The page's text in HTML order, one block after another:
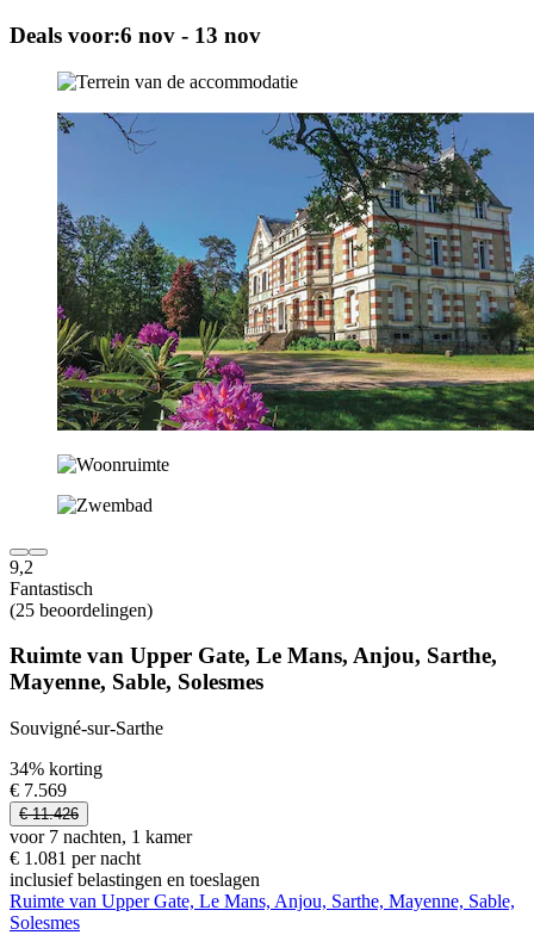
Deals voor:6 nov - 13 nov
9,2
Fantastisch
(25 beoordelingen)
Ruimte van Upper Gate, Le Mans, Anjou, Sarthe,
Mayenne, Sable, Solesmes
Souvigné-sur-Sarthe
34% korting
€ 7.569
€ 11.426
voor 7 nachten, 1 kamer
€ 1.081 per nacht
inclusief belastingen en toeslagen
Ruimte van Upper Gate, Le Mans, Anjou, Sarthe, Mayenne, Sable,
Solesmes